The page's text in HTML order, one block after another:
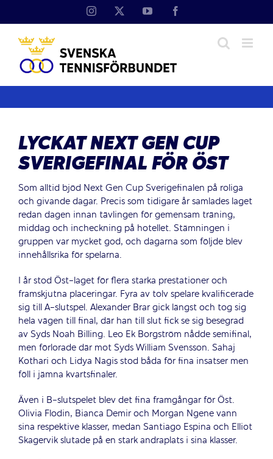
Instagram YouTube
LYCKAT NEXT GEN CUP
SVERIGEFINAL FÖR ÖST
Som alltid bjöd Next Gen Cup Sverigefinalen på roliga
och givande dagar. Precis som tidigare år samlades laget
redan dagen innan tävlingen för gemensam träning,
middag och incheckning på hotellet. Stämningen i
gruppen var mycket god, och dagarna som följde blev
innehållsrika för spelarna.
I år stod Öst-laget för flera starka prestationer och
framskjutna placeringar. Fyra av tolv spelare kvalificerade
sig till A-slutspel. Alexander Brar gick längst och tog sig
hela vägen till final, där han till slut fick se sig besegrad
av Syds Noah Billing. Leo Ek Borgström nådde semifinal,
men förlorade där mot Syds William Svensson. Sahaj
Kothari och Lidya Nagis stod båda för fina insatser men
föll i jämna kvartsfinaler.
Även i B-slutspelet blev det fina framgångar för Öst.
Olivia Flodin, Bianca Demir och Morgan Ngene vann
sina respektive klasser, medan Santiago Espina och Elliot
Skagervik slutade på en stark andraplats i sina klasser.